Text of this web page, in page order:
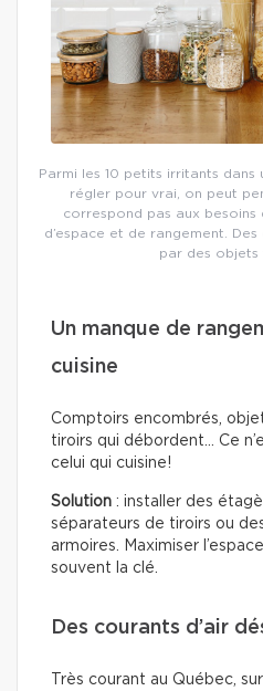
Parmi les 10 petits irritants
régler pour vrai, on peut
correspond pas aux besoins
d’espace et de rangement.
par des objets
Un manque de
cuisine
Comptoirs encombrés,
tiroirs qui débordent… Ce
celui qui cuisine!
Solution : installer des
séparateurs de tiroirs ou
armoires. Maximiser
souvent la clé.
Des courants d’air
Très courant au Québec,